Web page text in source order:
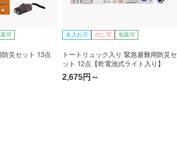
可
災セット 13点
名入れ可 のし可 包装可
トートリュック入り 緊急避難用防災セ
ット 12点【乾電池式ライト入り】
2,675円～